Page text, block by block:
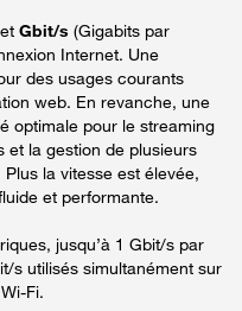
Gbit/s (Gigabits par
Internet. Une
des usages courants
web. En revanche, une
optimale pour le streaming
et la gestion de plusieurs
la vitesse est élevée,
et performante.
jusqu’à 1 Gbit/s par
s utilisés simultanément sur
Fi.